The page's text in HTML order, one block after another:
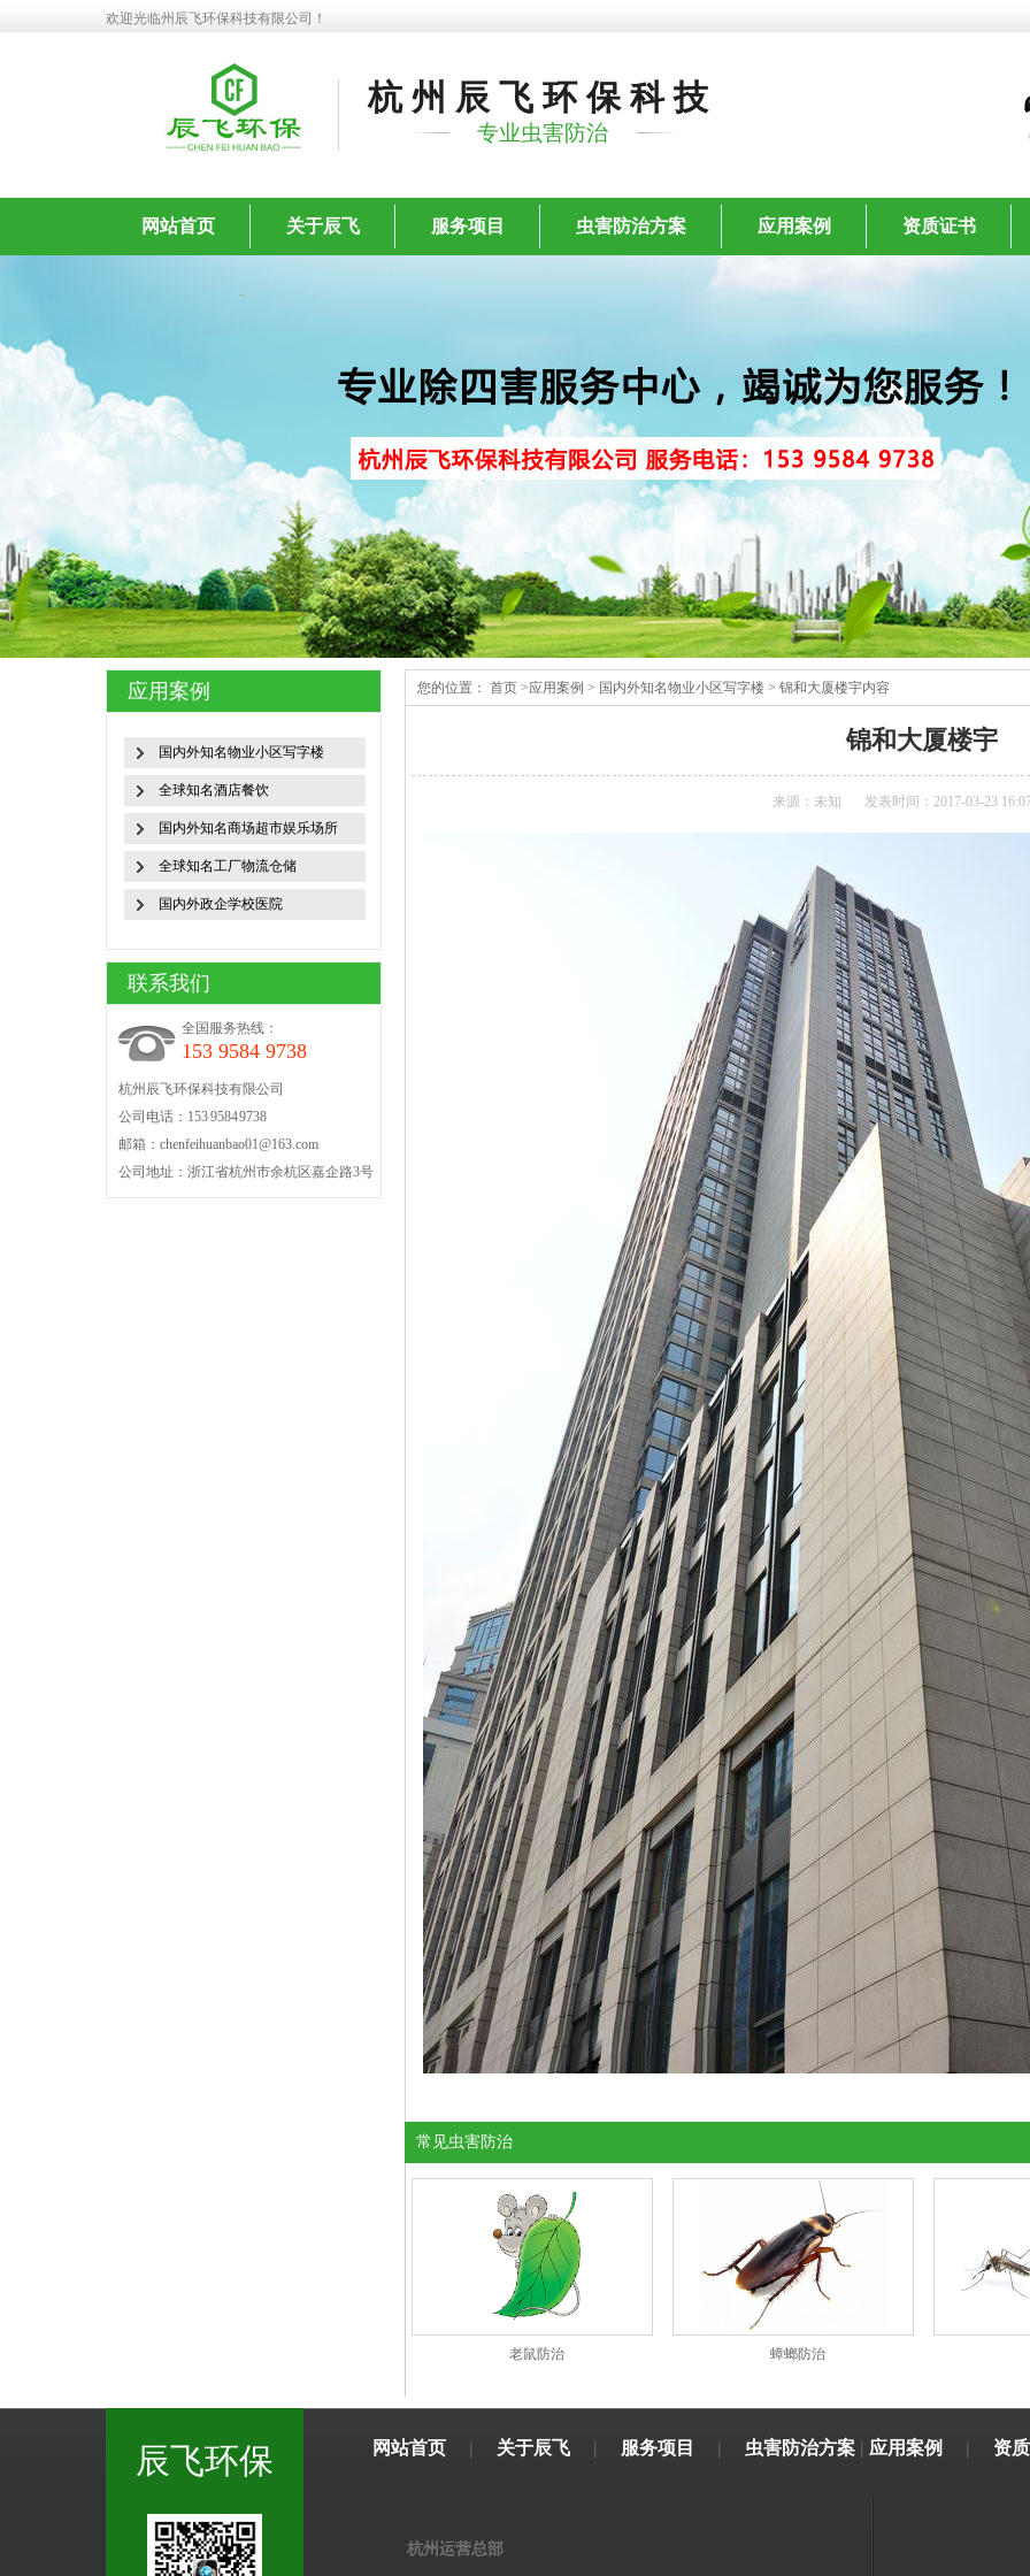
欢迎光临州辰飞环保科技有限公司！
杭州辰飞环保科技
专业虫害防治
网站首页 关于辰飞 服务项目 虫害防治方案 应用案例 资质证书
应用案例
国内外知名物业小区写字楼
全球知名酒店餐饮
国内外知名商场超市娱乐场所
全球知名工厂物流仓储
国内外政企学校医院
联系我们
全国服务热线：
153 9584 9738
杭州辰飞环保科技有限公司
公司电话：153 9584 9738
邮箱：chenfeihuanbao01@163.com
公司地址：浙江省杭州市余杭区嘉企路3号
您的位置： 首页 >应用案例 > 国内外知名物业小区写字楼 > 锦和大厦楼宇内容
锦和大厦楼宇
来源：未知 发表时间：2017-03-23
常见虫害防治
老鼠防治 蟑螂防治
辰飞环保 网站首页 | 关于辰飞 | 服务项目 | 虫害防治方案 | 应用案例 | 资
杭州运营总部